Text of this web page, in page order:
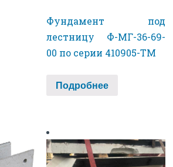
Фундамент под
лестницу Ф-МГ-36-69-
00 по серии 410905-ТМ
Подробнее